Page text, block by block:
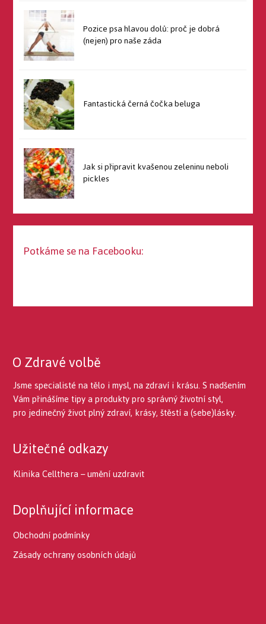
Pozice psa hlavou dolů: proč je dobrá
(nejen) pro naše záda
Fantastická černá čočka beluga
Jak si připravit kvašenou zeleninu neboli
pickles
Potkáme se na Facebooku:
O Zdravé volbě
Jsme specialisté na tělo i mysl, na zdraví i krásu. S nadšením
Vám přinášíme tipy a produkty pro správný životní styl,
pro jedinečný život plný zdraví, krásy, štěstí a (sebe)lásky.
Užitečné odkazy
Klinika Cellthera – umění uzdravit
Doplňující informace
Obchodní podmínky
Zásady ochrany osobních údajů